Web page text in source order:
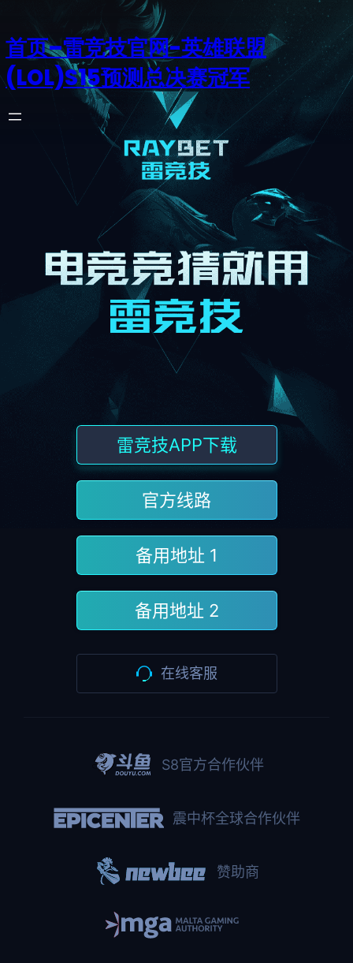
首页–雷竞技官网-英雄联盟
(LOL)S15预测总决赛冠军